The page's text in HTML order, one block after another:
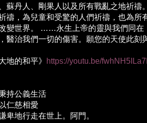
蘇丹人、剛果人以及所有戰亂之地祈禱
禱，為兒童和受驚的人們祈禱，也為所
變世界。
……永生上帝的靈與我們同
醫治我們一切的傷害。願您的天使此刻
地的和平》 https://youtu.be/
持公義生活
仁慈相愛
卑地行走在世上。阿門。